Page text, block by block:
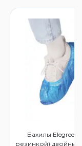
Бахилы Elegreen
резинкой) двойные